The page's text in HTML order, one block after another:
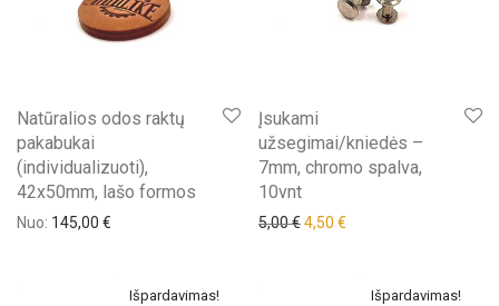
Natūralios odos raktų
pakabukai
(individualizuoti),
42x50mm, lašo formos
Nuo: 145,00 €
Įsukami
užsegimai/kniedės –
7mm, chromo spalva,
10vnt
5,00€Original price was: 5,00 €.
4,50 €
Išpardavimas! Išpardavimas!